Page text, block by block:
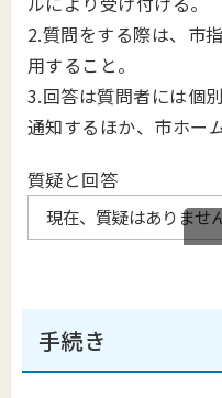
2.質問をする際は、市
用すること。
3.回答は質問者には個
通知するほか、市ホー
質疑と回答
現在、質疑はありませ
手続き